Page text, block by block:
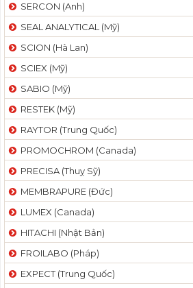
SERCON (Anh)
SEAL ANALYTICAL (Mỹ)
SCION (Hà Lan)
SCIEX (Mỹ)
SABIO (Mỹ)
RESTEK (Mỹ)
RAYTOR (Trung Quốc)
PROMOCHROM (Canada)
PRECISA (Thuỵ Sỹ)
MEMBRAPURE (Đức)
LUMEX (Canada)
HITACHI (Nhật Bản)
FROILABO (Pháp)
EXPECT (Trung Quốc)